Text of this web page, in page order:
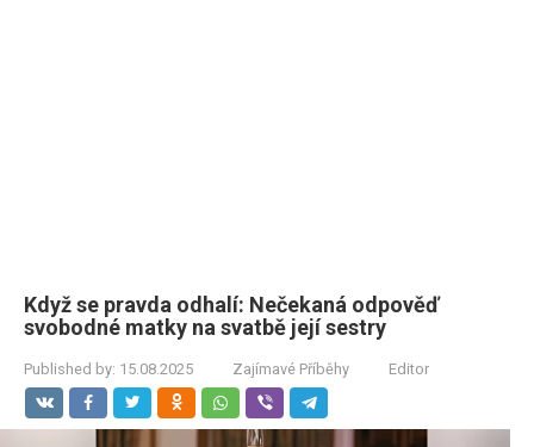
Když se pravda odhalí: Nečekaná odpověď
svobodné matky na svatbě její sestry
Published by: 15.08.2025 Zajímavé Příběhy Editor